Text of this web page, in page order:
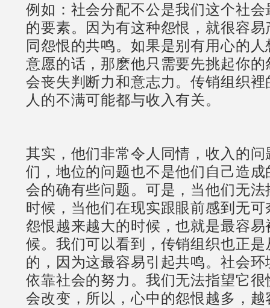
例如：社会分配不公是我们这个社
的要素。因为有这种怨恨，就很容
同怨恨的共鸣。如果是别有用心的
意愿的话，那麽他只需要先挑起你
会丧失判断力和意志力。传销组织
人的不满可能都与收入有关。
其实，他们非常令人同情，收入的
们，地位的问题也不是他们自己造
会的确有些问题。可是，当他们无
时候，当他们在现实跟眼前感到无
怨恨越来越大的时候，也就是最容
候。我们可以看到，传销组织也正
的，因为这最容易引起共鸣。社会
依靠社会的努力。我们无法指望它
会改变，所以，心中的怨恨越多，